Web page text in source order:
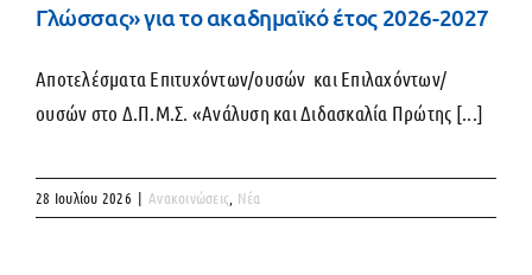
Γλώσσας» για το ακαδημαϊκό έτος 2026-2027
Αποτελέσματα Επιτυχόντων/ουσών και Επιλαχόντων/
ουσών στο Δ.Π.Μ.Σ. «Ανάλυση και Διδασκαλία Πρώτης [...]
28 Ιουλίου 2026 | Ανακοινώσεις Νέα